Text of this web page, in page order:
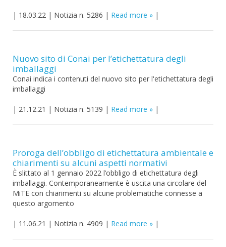
| 18.03.22 | Notizia n. 5286 | Read more |
Nuovo sito di Conai per l’etichettatura degli
imballaggi
Conai indica i contenuti del nuovo sito per l'etichettatura degli
imballaggi
| 21.12.21 | Notizia n. 5139 | Read more |
Proroga dell’obbligo di etichettatura ambientale e
chiarimenti su alcuni aspetti normativi
È slittato al 1 gennaio 2022 l’obbligo di etichettatura degli
imballaggi. Contemporaneamente è uscita una circolare del
MiTE con chiarimenti su alcune problematiche connesse a
questo argomento
| 11.06.21 | Notizia n. 4909 | Read more |